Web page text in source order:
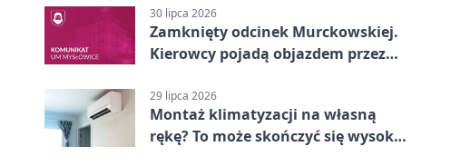
30 lipca 2026
Zamknięty odcinek Murckowskiej.
Kierowcy pojadą objazdem przez
29 lipca 2026
Montaż klimatyzacji na własną
rękę? To może skończyć się wysoką